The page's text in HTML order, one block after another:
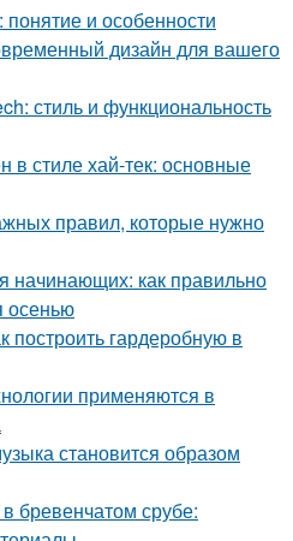
понятие и особенности
дизайн для вашего
стиль и функциональность
в стиле хай-тек: основные
правил, которые нужно
начинающих: как правильно
осенью
построить гардеробную в
применяются в
становится образом
бревенчатом срубе: